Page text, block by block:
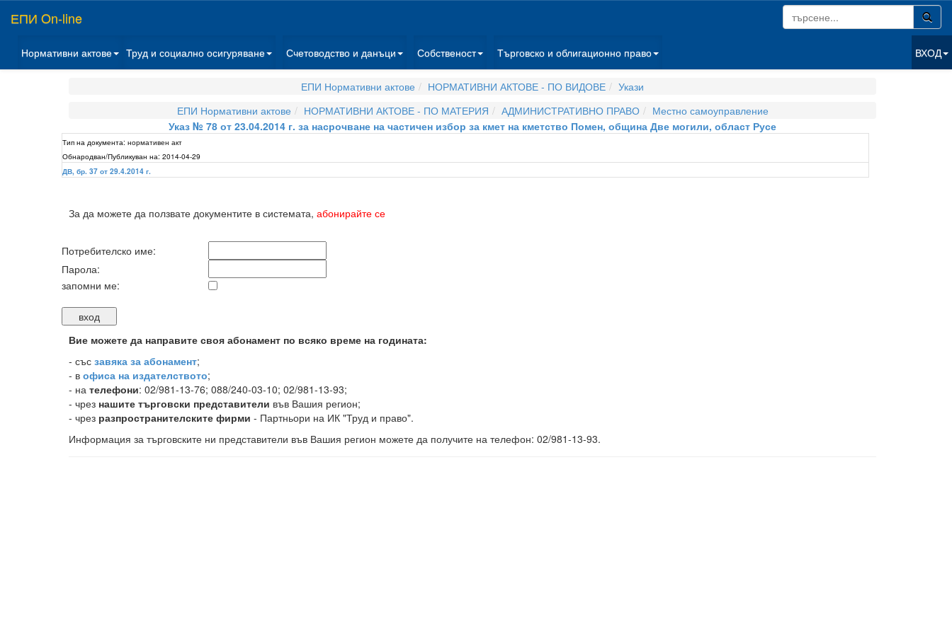
ЕПИ On-line
Нормативни актове Труд и социално осигуряване Счетоводство и данъци Собственост Търговско и облигационно право ВХОД
ЕПИ Нормативни актове НОРМАТИВНИ АКТОВЕ - ПО ВИДОВЕ
Укази
ЕПИ Нормативни актове
НОРМАТИВНИ АКТОВЕ - ПО МАТЕРИЯ АДМИНИСТРАТИВНО ПРАВО
Местно самоуправление
Указ № 78 от 23.04.2014 г. за насрочване на частичен избор за кмет на кметство Помен, община Две могили, област Русе
Тип на документа: нормативен акт
Обнародван/Публикуван на: 2014-04-29
ДВ, бр. 37 от 29.4.2014 г.
За да можете да ползвате документите в системата, абонирайте се
Потребителско име:
Парола:
запомни ме:
Вие можете да направите своя абонамент по всяко време на годината:
- със завяка за абонамент;
- в офиса на издателството;
- на телефони: 02/981-13-76; 088/240-03-10; 02/981-13-93;
- чрез нашите търговски представители във Вашия регион;
- чрез разпространителските фирми - Партньори на ИК "Труд и право".
Информация за търговските ни представители във Вашия регион можете да получите на телефон: 02/981-13-93.